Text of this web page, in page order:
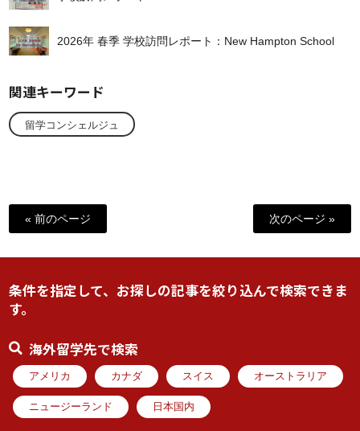
2026年 春季 学校訪問レポート：New Hampton School
関連キーワード
留学コンシェルジュ
« 前のページ 次のページ »
条件を指定して、お探しの記事を絞り込んで検索できま
す。
海外留学先で検索
アメリカ カナダ スイス オーストラリア
ニュージーランド 日本国内